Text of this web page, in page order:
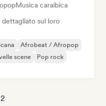
Musica caraibica
sul loro
Afrobeat / Afropop
scene
Pop rock
2